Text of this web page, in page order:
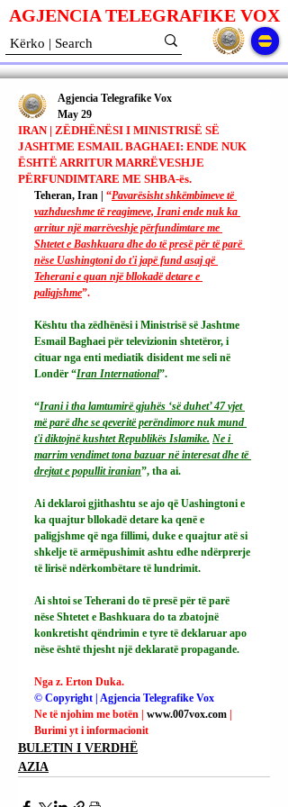
AGJENCIA TELEGRAFIKE VOX
IRAN | ZËDHËNËSI I MINISTRISË SË
JASHTME ESMAIL BAGHAEI: ENDE NUK
ËSHTË ARRITUR MARRËVESHJE
PËRFUNDIMTARE ME SHBA-ës.
Agjencia Telegrafike Vox
May 29
Teheran, Iran | “Pavarësisht shkëmbimeve të
vazhdueshme të reagimeve, Irani ende nuk ka
arritur një marrëveshje përfundimtare me
Shtetet e Bashkuara dhe do të presë për të parë
nëse Uashingtoni do t'i japë fund asaj që
Teherani e quan një bllokadë detare e
paligjshme”.
Kështu tha zëdhënësi i Ministrisë së Jashtme
Esmail Baghaei për televizionin shtetëror, i
cituar nga enti mediatik disident me seli në
Londër “Iran International”.
“Irani i tha lamtumirë gjuhës ‘së duhet’ 47 vjet
më parë dhe se qeveritë perëndimore nuk mund
t'i diktojnë kushtet Republikës Islamike. Ne i
marrim vendimet tona bazuar në interesat dhe të
drejtat e popullit iranian”, tha ai.
Ai deklaroi gjithashtu se ajo që Uashingtoni e
ka quajtur bllokadë detare ka qenë e
paligjshme që nga fillimi, duke e quajtur atë si
shkelje të armëpushimit ashtu edhe ndërprerje
të lirisë ndërkombëtare të lundrimit.
Ai shtoi se Teherani do të presë për të parë
nëse Shtetet e Bashkuara do ta zbatojnë
konkretisht qëndrimin e tyre të deklaruar apo
nëse është thjesht një deklaratë propagande.
Nga z. Erton Duka.
© Copyright | Agjencia Telegrafike Vox
Ne të njohim me botën | www.007vox.com
Burimi yt i informacionit
BULETIN I VERDHË
AZIA